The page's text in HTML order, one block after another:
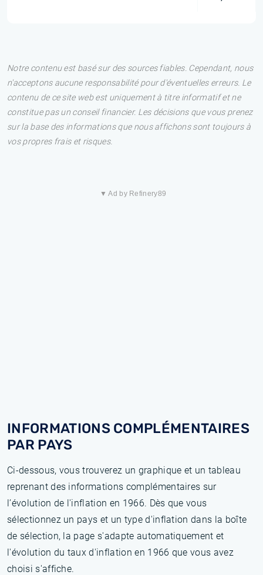
Notre contenu est basé sur des sources fiables. Cependant, nous
n'acceptons aucune responsabilité pour d'éventuelles erreurs. Le
contenu de ce site web est uniquement à titre informatif et ne
constitue pas un conseil financier. Les décisions que vous prenez
sur la base des informations que nous affichons sont toujours à
vos propres frais et risques.
▼ Ad by Refinery89
INFORMATIONS COMPLÉMENTAIRES
PAR PAYS
Ci-dessous, vous trouverez un graphique et un tableau
reprenant des informations complémentaires sur
l’évolution de l'inflation en 1966. Dès que vous
sélectionnez un pays et un type d'inflation dans la boîte
de sélection, la page s'adapte automatiquement et
l'évolution du taux d'inflation en 1966 que vous avez
choisi s'affiche.